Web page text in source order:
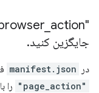
"browseraction" و "page
جایگزین کنید.
در manifest.json
"page_action" را